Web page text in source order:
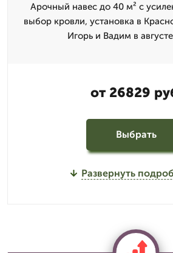
Арочный навес до 40 м² с
выбор кровли, установка в
Игорь и Вадим в
от 26829
Выбрать
Развернуть